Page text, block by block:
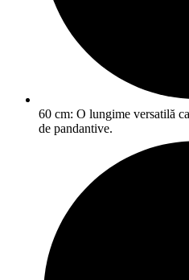
60 cm: O lungime versatilă
de pandantive.